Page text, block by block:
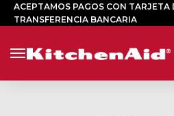
ACEPTAMOS PAGOS CON TARJETA
TRANSFERENCIA BANCARIA